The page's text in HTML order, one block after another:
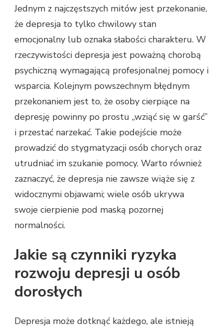
Jednym z najczęstszych mitów jest przekonanie,
że depresja to tylko chwilowy stan
emocjonalny lub oznaka słabości charakteru. W
rzeczywistości depresja jest poważną chorobą
psychiczną wymagającą profesjonalnej pomocy i
wsparcia. Kolejnym powszechnym błędnym
przekonaniem jest to, że osoby cierpiące na
depresję powinny po prostu „wziąć się w garść”
i przestać narzekać. Takie podejście może
prowadzić do stygmatyzacji osób chorych oraz
utrudniać im szukanie pomocy. Warto również
zaznaczyć, że depresja nie zawsze wiąże się z
widocznymi objawami; wiele osób ukrywa
swoje cierpienie pod maską pozornej
normalności.
Jakie są czynniki ryzyka
rozwoju depresji u osób
dorosłych
Depresja może dotknąć każdego, ale istnieją